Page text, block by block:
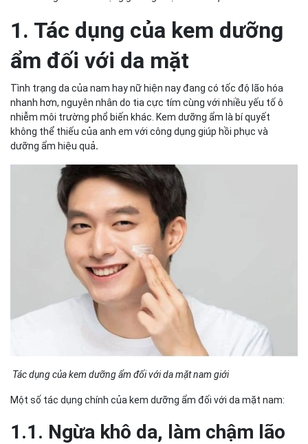
1. Tác dụng của kem dưỡng
ẩm đối với da mặt
Tình trạng da của nam hay nữ hiện nay đang có tốc độ lão hóa
nhanh hơn, nguyên nhân do tia cực tím cùng với nhiều yếu tố ô
nhiễm môi trường phổ biến khác. Kem dưỡng ẩm là bí quyết
không thể thiếu của anh em với công dụng giúp hồi phục và
dưỡng ẩm hiệu quả.
Tác dụng của kem dưỡng ẩm đối với da mặt nam giới
Một số tác dụng chính của kem dưỡng ẩm đối với da mặt nam:
1.1. Ngừa khô da, làm chậm lão